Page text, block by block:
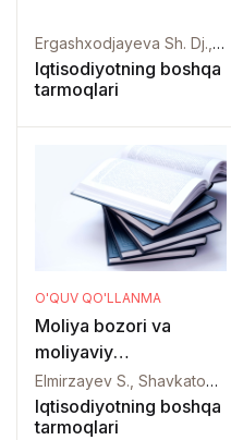
Ergashxodjayeva Sh. Dj., Abduxalilova L. T.,
Iqtisodiyotning boshqa
tarmoqlari
O'QUV QO'LLANMA
Moliya bozori va
moliyaviy
texnologiyalar
Elmirzayev S., Shavkatov N. , Sherqo'ziyeva N., Karimov A., Abdirahimova D., Omonov S.,
Iqtisodiyotning boshqa
tarmoqlari